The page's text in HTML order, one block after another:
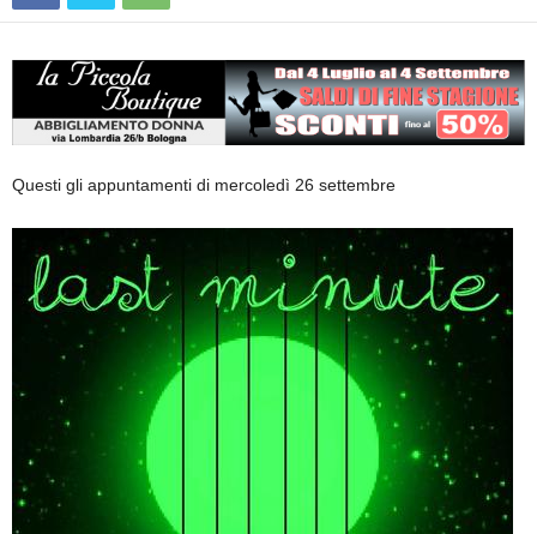
Questi gli appuntamenti di mercoledì 26 settembre